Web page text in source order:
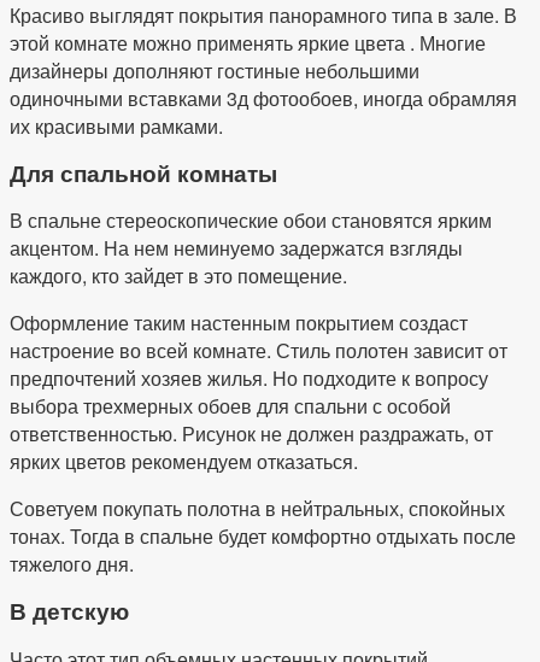
Красиво выглядят покрытия панорамного типа в зале. В
этой комнате можно применять яркие цвета . Многие
дизайнеры дополняют гостиные небольшими
одиночными вставками 3д фотообоев, иногда обрамляя
их красивыми рамками.
Для спальной комнаты
В спальне стереоскопические обои становятся ярким
акцентом. На нем неминуемо задержатся взгляды
каждого, кто зайдет в это помещение.
Оформление таким настенным покрытием создаст
настроение во всей комнате. Стиль полотен зависит от
предпочтений хозяев жилья. Но подходите к вопросу
выбора трехмерных обоев для спальни с особой
ответственностью. Рисунок не должен раздражать, от
ярких цветов рекомендуем отказаться.
Советуем покупать полотна в нейтральных, спокойных
тонах. Тогда в спальне будет комфортно отдыхать после
тяжелого дня.
В детскую